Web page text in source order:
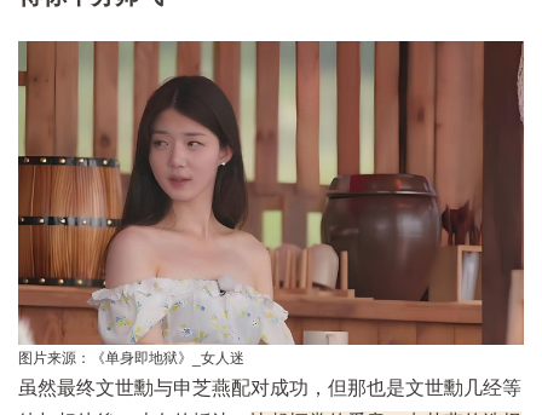
图片来源：《单身即地狱》_女人迷
虽然最终文世勳与申芝燕配对成功，但那也是文世勳几经等